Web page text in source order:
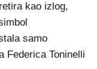
kao izlog,
samo
Federica Toninelli